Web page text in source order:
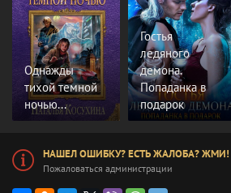
Однажды
тихой темной
ночью...
Гостья
ледяного
демона.
Попаданка в
подарок
НАШЕЛ ОШИБКУ? ЕСТЬ ЖАЛОБА? ЖМИ!
Пожаловаться администрации